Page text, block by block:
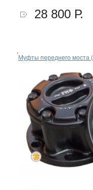
28 800 Р.
Муфты переднего моста